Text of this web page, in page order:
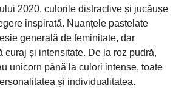
2020, culorile distractive și jucăușe
inspirată. Nuanțele pastelate
generală de feminitate, dar
curaj și intensitate. De la roz pudră,
unicorn până la culori intense, toate
și individualitatea.